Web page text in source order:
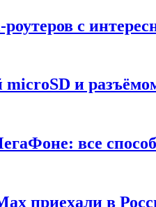
с
и
все
приехали в